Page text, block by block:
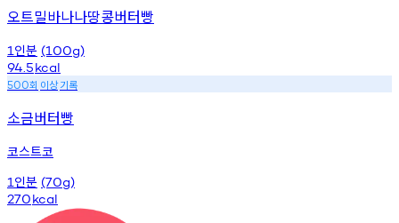
오트밀바나나땅콩버터빵
1 인분 (100g)
94.5kcal
500회 이상기록
소금버터빵
코스트코
1 인분 (70g)
270kcal